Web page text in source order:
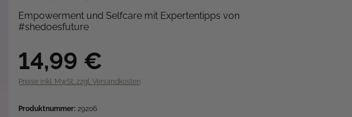
Empowerment und Selfcare mit Expertentipps von
#shedoesfuture
14,99 €
Preise inkl. MwSt. zzgl. Versandkosten
Produktnummer: 29206